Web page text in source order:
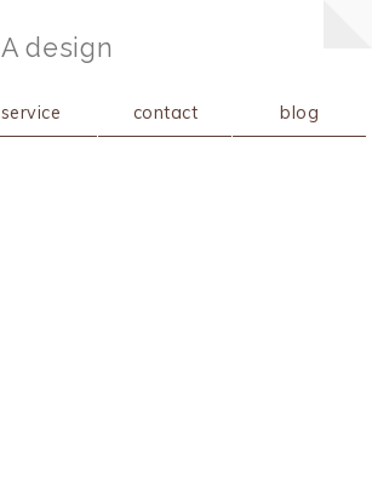
A design
service contact blog